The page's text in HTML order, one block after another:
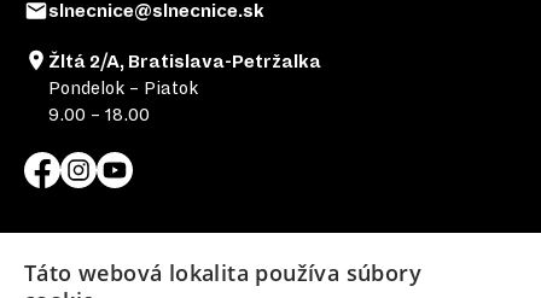
slnecnice@slnecnice.sk
Žltá 2/A, Bratislava-Petržalka
Pondelok – Piatok
9.00 – 18.00
Táto webová lokalita používa súbory